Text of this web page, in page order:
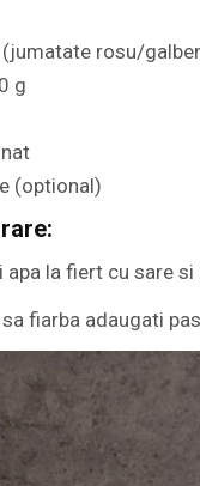
rosu/
g
(optional)
apa la fiert cu sare si
sa fiarba adaugati